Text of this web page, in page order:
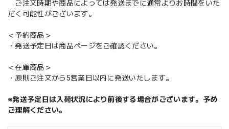
ご注文時期や商品によっては発送までに通常よりお時間をいた
だく可能性がございます。
＜予約商品＞
・発送予定日は商品ページをご確認ください。
＜在庫商品＞
・原則ご注文から5営業日以内に発送いたします。
※発送予定日は入荷状況により前後する場合がございます。予め
ご理解ください。